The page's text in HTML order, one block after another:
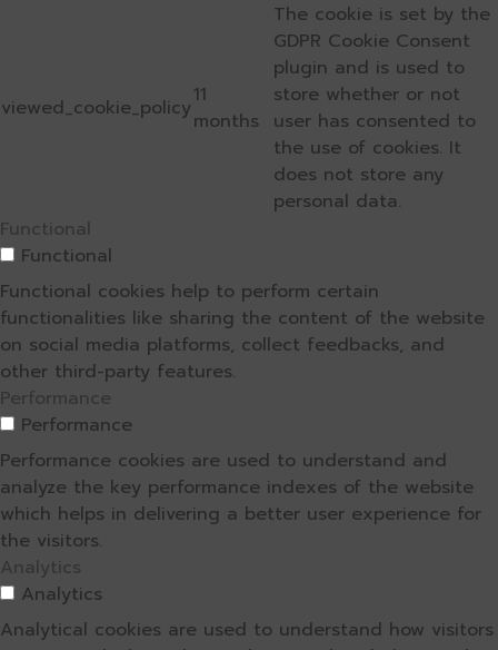
viewed_cookie_policy11
months
The cookie is set by the
GDPR Cookie Consent
plugin and is used to
store whether or not
user has consented to
the use of cookies. It
does not store any
personal data.
Functional
Functional
Functional cookies help to perform certain
functionalities like sharing the content of the website
on social media platforms, collect feedbacks, and
other third-party features.
Performance
Performance
Performance cookies are used to understand and
analyze the key performance indexes of the website
which helps in delivering a better user experience for
the visitors.
Analytics
Analytics
Analytical cookies are used to understand how visitors